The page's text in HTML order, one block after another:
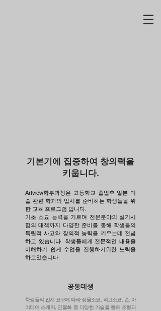
기본기에 집중하여 창의력을
키웁니다.
Artview학부과정은 고등학교 졸업후 일본 미
술 관련 학과의 입시를 준비하는 학생들을 위
한 교육 프로그램 입니다.
​기초 소묘 능력을 기르며 전문분야의 실기시
험의 대책까지 다양한 준비를 통해 학생들의
독립적 사고와 장의적 능력을 키우는데 전념
하고 있습니다. 학생들에게 전문적인 내용을
이해하기 쉽게 수업을 진행하기위한 노력을
하고있습니다.
공통데생
학생들의 입시 요구에 따라 정물소묘, 석고소묘, 손, 아
이디어 스케치, 인물화 등 다양한 기술을 통해 조형과